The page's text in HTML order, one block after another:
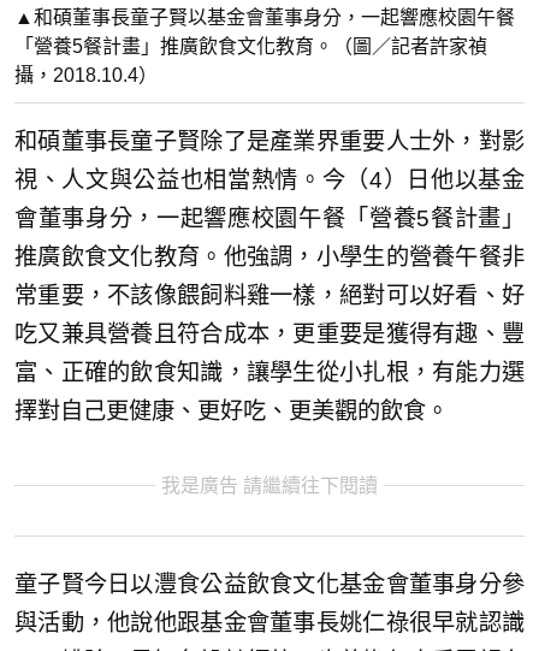
▲和碩董事長童子賢以基金會董事身分，一起響應校園午餐
「營養5餐計畫」推廣飲食文化教育。（圖／記者許家禎
攝，2018.10.4）
和碩董事長童子賢除了是產業界重要人士外，對影
視、人文與公益也相當熱情。今（4）日他以基金
會董事身分，一起響應校園午餐「營養5餐計畫」
推廣飲食文化教育。他強調，小學生的營養午餐非
常重要，不該像餵飼料雞一樣，絕對可以好看、好
吃又兼具營養且符合成本，更重要是獲得有趣、豐
富、正確的飲食知識，讓學生從小扎根，有能力選
擇對自己更健康、更好吃、更美觀的飲食。
我是廣告 請繼續往下閱讀
童子賢今日以灃食公益飲食文化基金會董事身分參
與活動，他說他跟基金會董事長姚仁祿很早就認識